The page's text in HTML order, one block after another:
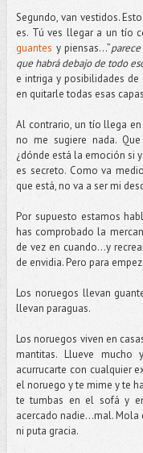
Segundo, van vestidos.
es. Tú ves llegar a un tío
guantes y piensas...”
que habrá debajo de todo
e intriga y posibilidades
en quitarle todas esas
Al contrario, un tío llega
no me sugiere nada.
¿dónde está la emoción si
es secreto. Como va
que está, no va a ser mi
Por supuesto estamos
has comprobado la
de vez en cuando…y
de envidia. Pero para
Los noruegos llevan
llevan paraguas.
Los noruegos viven en
mantitas. Llueve
acurrucarte con cualquier
el noruego y te mime y te
te tumbas en el sofá y
acercado nadie...mal.
ni puta gracia.